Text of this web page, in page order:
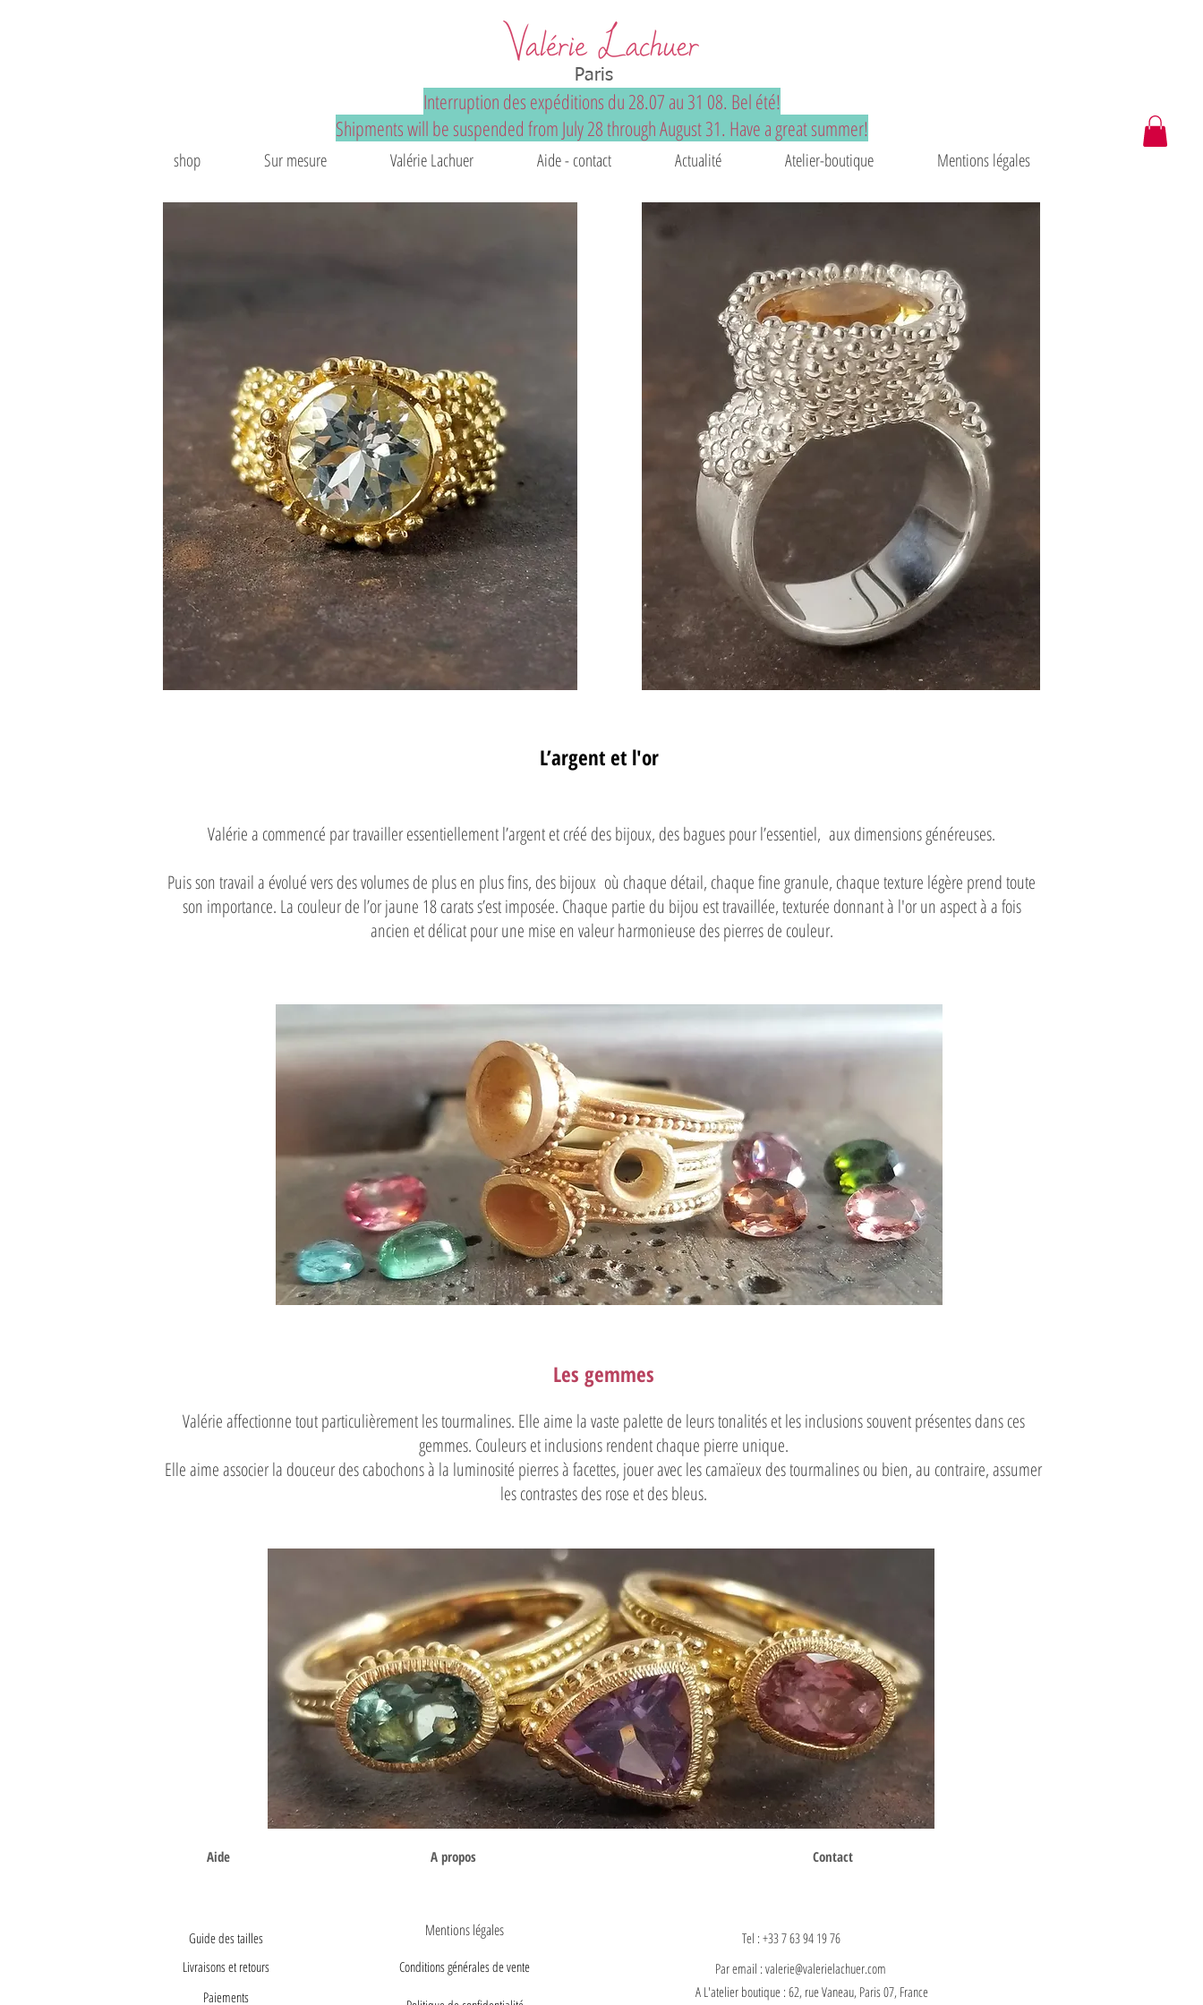
Paris
Interruption des expéditions du 28.07 au 31 08. Bel été!
Shipments will be suspended from July 28 through August 31. Have a great summer!
shop Sur mesure Valérie Lachuer Aide - contact Actualité Atelier-boutique Mentions légales
L’argent et l'or
Valérie a commencé par travailler essentiellement l’argent et créé des bijoux, des bagues pour l’essentiel, aux dimensions généreuses.
Puis son travail a évolué vers des volumes de plus en plus fins, des bijoux où chaque détail, chaque fine granule, chaque texture légère prend toute
son importance. La couleur de l’or jaune 18 carats s’est imposée. Chaque partie du bijou est travaillée, texturée donnant à l'or un aspect à a fois
ancien et délicat pour une mise en valeur harmonieuse des pierres de couleur.
Les gemmes
Valérie affectionne tout particulièrement les tourmalines. Elle aime la vaste palette de leurs tonalités et les inclusions souvent présentes dans ces
gemmes. Couleurs et inclusions rendent chaque pierre unique.
Elle aime associer la douceur des cabochons à la luminosité pierres à facettes, jouer avec les camaïeux des tourmalines ou bien, au contraire, assumer
les contrastes des rose et des bleus.
Aide
Guide des tailles
Livraisons et retours
Paiements
A propos
Mentions légales
Conditions générales de vente
Contact
Tel : +33 7 63 94 19 76
Par email : valerie@valerielachuer.com
A L'atelier boutique : 62, rue Vaneau, Paris 07, France